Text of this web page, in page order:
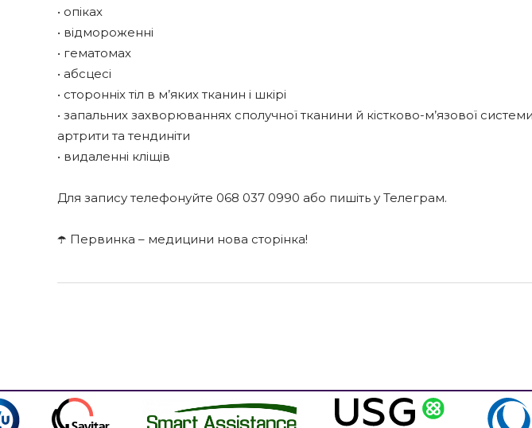
• опіках
• відмороженні
• гематомах
• абсцесі
• сторонніх тіл в м’яких тканин і шкірі
• запальних захворюваннях сполучної тканини й кістково-м’язової
артрити та тендиніти
• видаленні кліщів
Для запису телефонуйте 068 037 0990 або пишіть у Телеграм.
☂️ Первинка – медицини нова сторінка!